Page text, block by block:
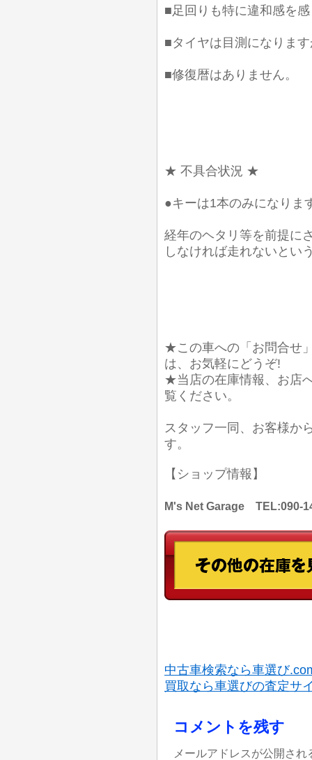
■足回りも特に違和感を
■タイヤは目測になりま
■修復暦はありません。
★ 不具合状況 ★
●キーは1本のみになりま
経年のヘタリ等を前提に
しなければ走れないとい
★この車への「お問合せ
は、お気軽にどうぞ!
★当店の在庫情報、お店
覧ください。
スタッフ一同、お客様か
す。
【ショップ情報】
M's Net Garage TEL:090-
中古車検索なら車選び
買取なら車選びの査定サ
コメントを残す
メールアドレスが公開さ